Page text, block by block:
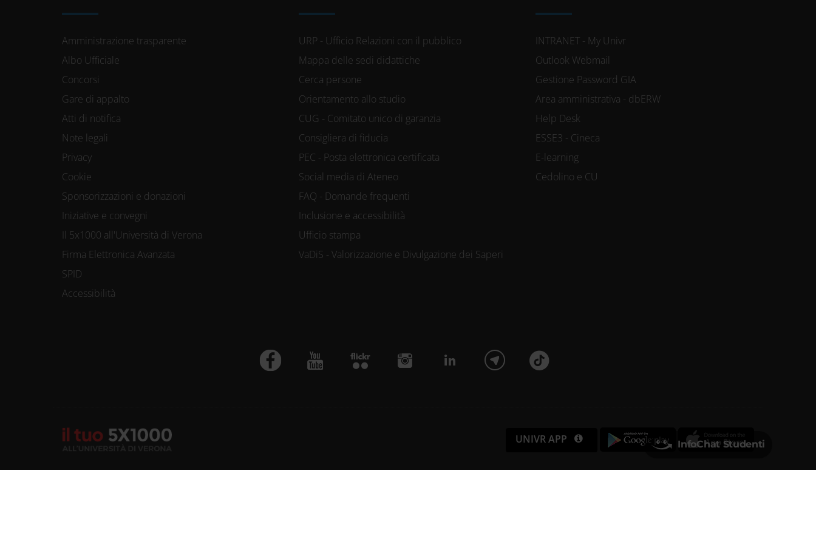
Amministrazione trasparente
Albo Ufficiale
Concorsi
Gare di appalto
Atti di notifica
Note legali
Privacy
Cookie
Sponsorizzazioni e donazioni
Iniziative e convegni
Il 5x1000 all'Università di Verona
Firma Elettronica Avanzata
SPID
Accessibilità
URP - Ufficio Relazioni con il pubblico
Mappa delle sedi didattiche
Cerca persone
Orientamento allo studio
CUG - Comitato unico di garanzia
Consigliera di fiducia
PEC - Posta elettronica certificata
Social media di Ateneo
FAQ - Domande frequenti
Inclusione e accessibilità
Ufficio stampa
VaDiS - Valorizzazione e Divulgazione dei Saperi
INTRANET - My Univr
Outlook Webmail
Gestione Password GIA
Area amministrativa - dbERW
Help Desk
ESSE3 - Cineca
E-learning
Cedolino e CU
UNIVR APP InfoChat Studenti